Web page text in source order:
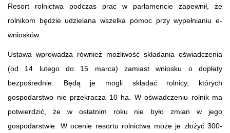
Resort rolnictwa podczas prac w parlamencie zapewnił, że
rolnikom będzie udzielana wszelka pomoc przy wypełnianiu e-
wniosków.
Ustawa wprowadza również możliwość składania oświadczenia
(od 14 lutego do 15 marca) zamiast wniosku o dopłaty
bezpośrednie. Będą je mogli składać rolnicy, których
gospodarstwo nie przekracza 10 ha. W oświadczeniu rolnik ma
potwierdzić, że w ostatnim roku nie było zmian w jego
gospodarstwie. W ocenie resortu rolnictwa może je złożyć 300-